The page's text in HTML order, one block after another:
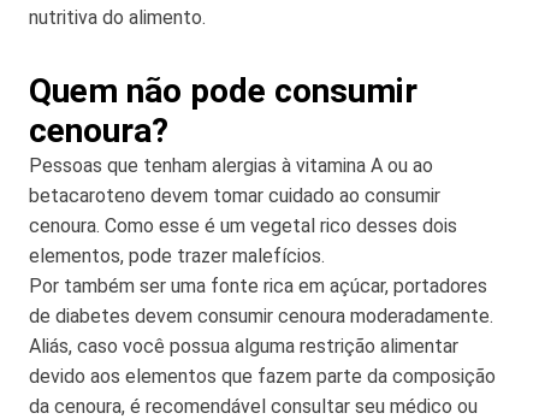
nutritiva do alimento.
Quem não pode consumir
cenoura?
Pessoas que tenham alergias à vitamina A ou ao
betacaroteno devem tomar cuidado ao consumir
cenoura. Como esse é um vegetal rico desses dois
elementos, pode trazer malefícios.
Por também ser uma fonte rica em açúcar, portadores
de diabetes devem consumir cenoura moderadamente.
Aliás, caso você possua alguma restrição alimentar
devido aos elementos que fazem parte da composição
da cenoura, é recomendável consultar seu médico ou